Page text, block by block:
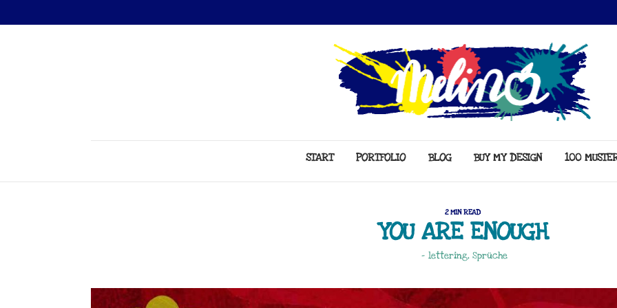
START PORTFOLIO BLOG BUY MY DESIGN 100
2 MIN READ
YOU ARE ENOUGH
- lettering, Sprüche